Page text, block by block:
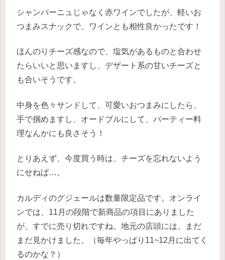
シャンパーニュじゃなく赤ワインでしたが、軽いお
つまみスナックで、ワインとも相性良かったです！
ほんのりチーズ感なので、塩気があるものと合わせ
たらいいと思いますし、デザート系の甘いチーズと
も合いそうです。
中身を色々サンドして、可愛いおつまみにしたら、
手で掴めますし、オードブルにして、パーティー料
理なんかにも良さそう！
とりあえず、今度買う時は、チーズを忘れないよう
にせねば…。
カルディのグジェールは数量限定品です。オンライ
ンでは、11月の段階で新商品の項目にありました
が、すでに売り切れですね。地元の店頭には、まだ
まだ見かけました。（毎年やっぱり11~12月に出てく
るのかな？）